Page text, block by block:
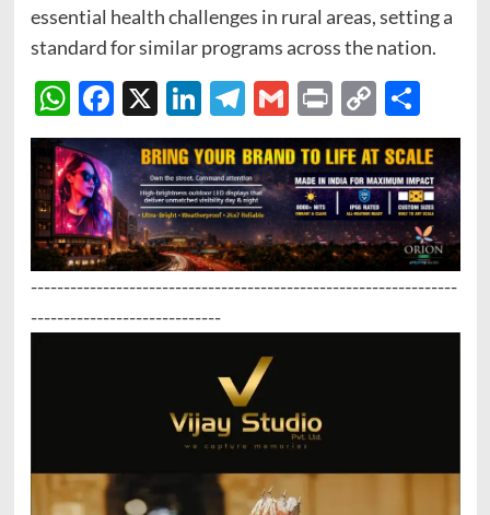
essential health challenges in rural areas, setting a
standard for similar programs across the nation.
WhatsApp
Facebook
X LinkedIn
Telegram
Gmail
Print
Copy
Link
-----------------------------------------------------------------
-----------------------------